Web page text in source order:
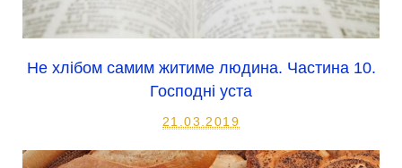
Не хлібом самим житиме людина. Частина 10.
Господні уста
21.03.2019